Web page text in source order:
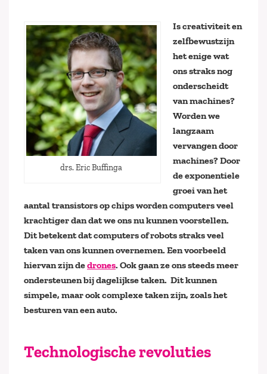
drs. Eric Buffinga
Is creativiteit en
zelfbewustzijn
het enige wat
ons straks nog
onderscheidt
van machines?
Worden we
langzaam
vervangen door
machines? Door
de exponentiele
groei van het
aantal transistors op chips worden computers veel
krachtiger dan dat we ons nu kunnen voorstellen.
Dit betekent dat computers of robots straks veel
taken van ons kunnen overnemen. Een voorbeeld
hiervan zijn dedrones. Ook gaan ze ons steeds meer
ondersteunen bij dagelijkse taken. Dit kunnen
simpele, maar ook complexe taken zijn, zoals het
besturen van een auto.
Technologische revoluties